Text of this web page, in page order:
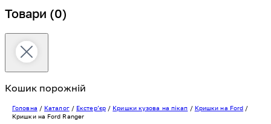
Товари (0)
Кошик порожній
Головна / Каталог/ Екстерʼєр/ Кришки кузова на пікап / Кришки на Ford /
Кришки на Ford Ranger